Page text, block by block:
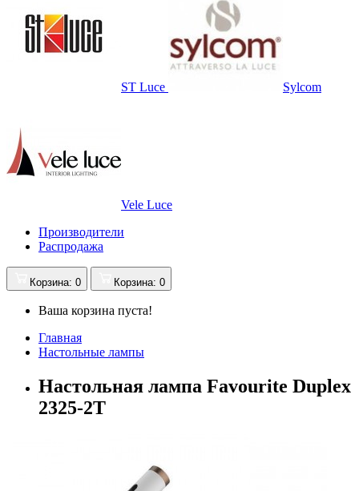
ST Luce Sylcom
Vele Luce
Производители
Распродажа
Корзина: 0 Корзина: 0
Ваша корзина пуста!
Главная
Настольные лампы
Настольная лампа Favourite Duplex
2325-2T